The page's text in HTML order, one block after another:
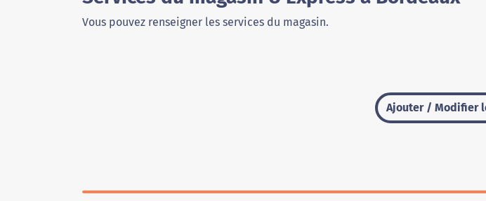
Vous pouvez renseigner les services du magasin.
Ajouter / Modifier